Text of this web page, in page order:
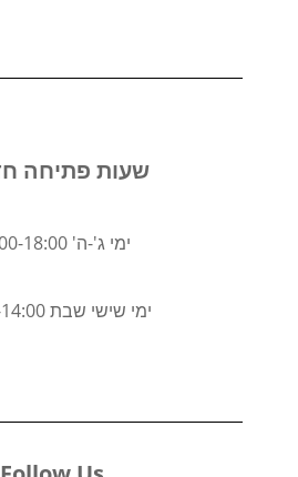
שעות פתיחה חדשות
ימי ג'-ה' 11:00-18:00
ימי שישי שבת 10:00-14:00